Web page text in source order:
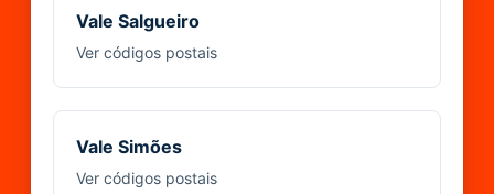
Vale Salgueiro
Ver códigos postais
Vale Simões
Ver códigos postais